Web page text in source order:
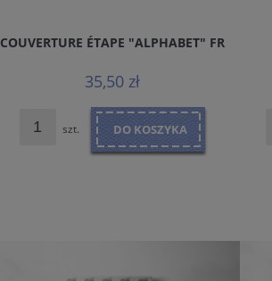
COUVERTURE ÉTAPE "ALPHABET" FR
35,50 zł
szt. DO KOSZYKA